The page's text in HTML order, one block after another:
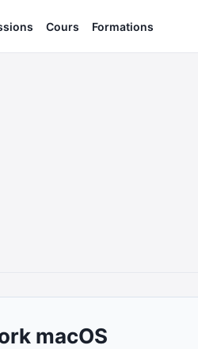
Cours Formations
macOS